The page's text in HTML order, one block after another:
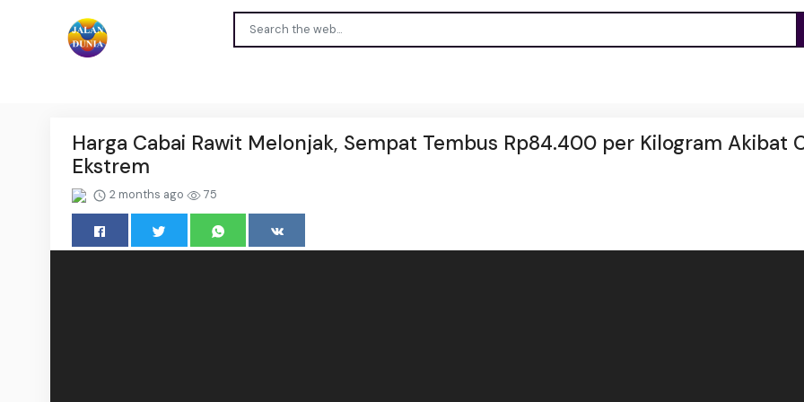
Harga Cabai Rawit Melonjak, Sempat Tembus Rp84.400 per Kilogram Akibat
Ekstrem
2 months ago 75